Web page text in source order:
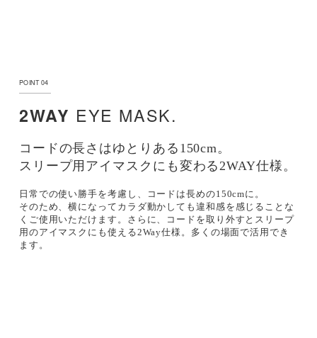
POINT 04
2WAY EYE MASK.
コードの長さはゆとりある150cm。
スリープ用アイマスクにも変わる 2WAY仕様。
日常での使い勝手を考慮し、コードは長めの150cmに。
そのため、横になってカラダ動かしても違和感を感じることな
くご使用いただけます。さらに、コードを取り外すとスリープ
用のアイマスクにも使える2Way仕様。多くの場面で活用でき
ます。